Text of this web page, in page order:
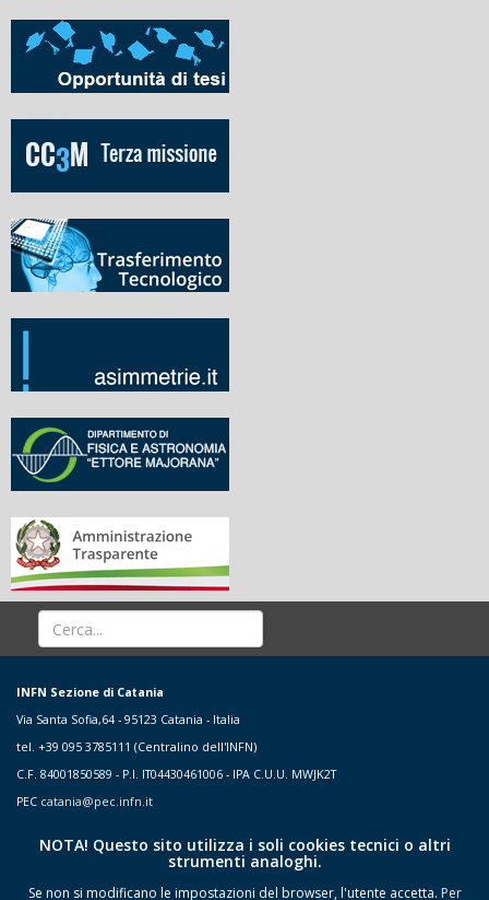
INFN Sezione di Catania
Via Santa Sofia,64 - 95123 Catania - Italia
tel. +39 095 3785111 (Centralino dell'INFN)
C.F. 84001850589 - P.I. IT04430461006 - IPA C.U.U. MWJK2T
PEC catania@pec.infn.it
NOTA! Questo sito utilizza i soli cookies tecnici o altri
strumenti analoghi.
Se non si modificano le impostazioni del browser, l'utente accetta. Per